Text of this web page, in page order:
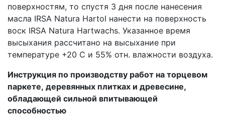
поверхностям, то спустя 3 дня после нанесения
масла IRSA Natura Hartol нанести на поверхность
воск IRSA Natura Hartwachs. Указанное время
высыхания рассчитано на высыхание при
температуре +20 С и 55% отн. влажности воздуха.
Инструкция по производству работ на торцевом
паркете, деревянных плитках и древесине,
обладающей сильной впитывающей
способностью